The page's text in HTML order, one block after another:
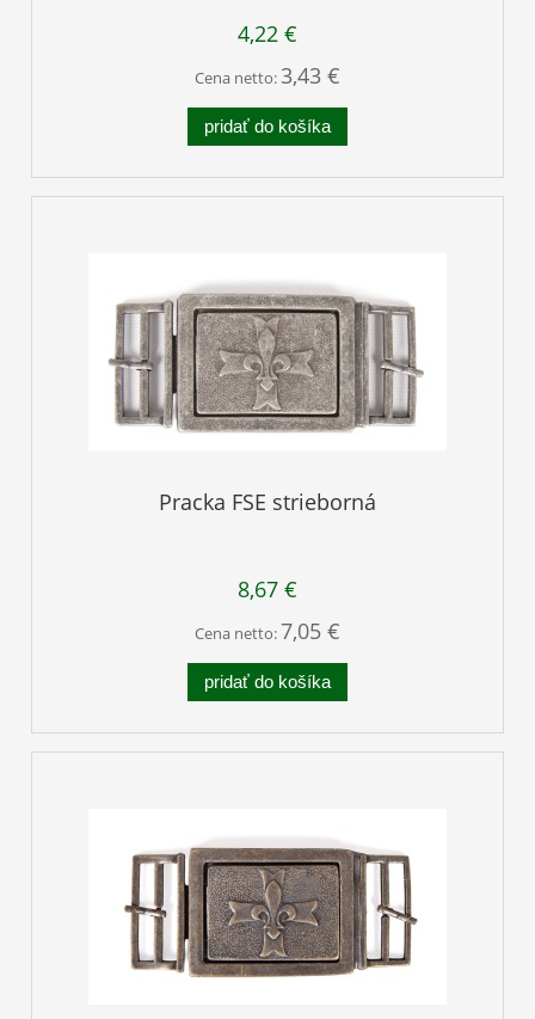
4,22 €
Cena netto:3,43 €
pridať do košíka
Pracka FSE strieborná
8,67 €
Cena netto:7,05 €
pridať do košíka